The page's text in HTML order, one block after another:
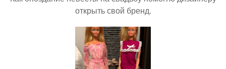
открыть свой бренд.